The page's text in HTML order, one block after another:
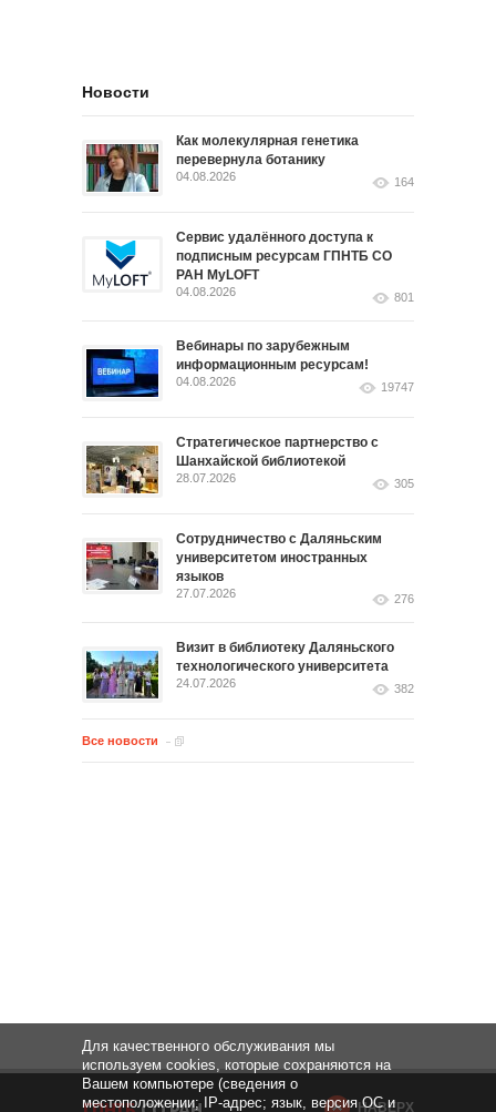
Новости
Как молекулярная генетика
перевернула ботанику
04.08.2026 164
Сервис удалённого доступа к
подписным ресурсам ГПНТБ СО
РАН MyLOFT
04.08.2026 801
Вебинары по зарубежным
информационным ресурсам!
04.08.2026 19747
Стратегическое партнерство с
Шанхайской библиотекой
28.07.2026 305
Сотрудничество с Даляньским
университетом иностранных
языков
27.07.2026 276
Визит в библиотеку Даляньского
технологического университета
24.07.2026 382
Все новости
НАВЕРХ
Для качественного обслуживания мы
используем cookies, которые сохраняются на
Вашем компьютере (сведения о
местоположении; IP-адрес; язык, версия ОС и